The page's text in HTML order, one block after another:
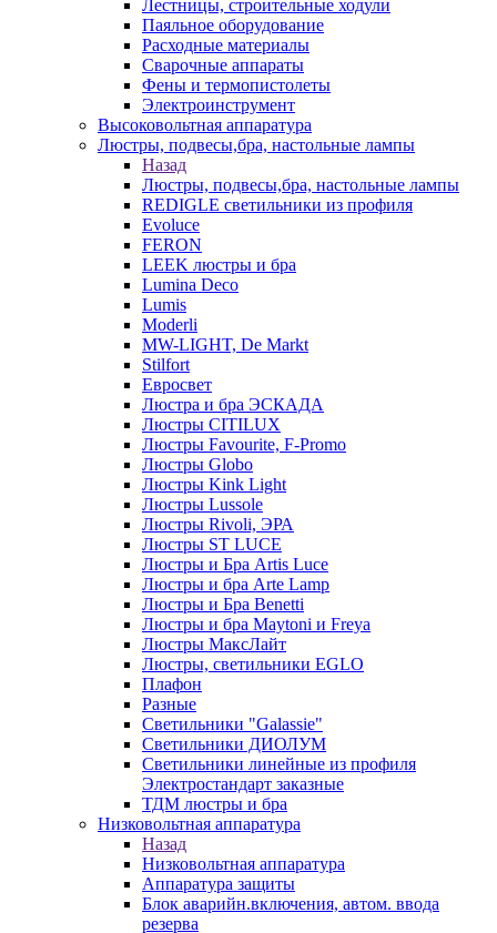
Лестницы, строительные ходули
Паяльное оборудование
Расходные материалы
Сварочные аппараты
Фены и термопистолеты
Электроинструмент
Высоковольтная аппаратура
Люстры, подвесы,бра, настольные лампы
Назад
Люстры, подвесы,бра, настольные лампы
REDIGLE светильники из профиля
Evoluce
FERON
LEEK люстры и бра
Lumina Deco
Lumis
Moderli
MW-LIGHT, De Markt
Stilfort
Евросвет
Люстра и бра ЭСКАДА
Люстры CITILUX
Люстры Favourite, F-Promo
Люстры Globo
Люстры Kink Light
Люстры Lussole
Люстры Rivoli, ЭРА
Люстры ST LUCE
Люстры и Бра Artis Luce
Люстры и бра Arte Lamp
Люстры и Бра Benetti
Люстры и бра Maytoni и Freya
Люстры МаксЛайт
Люстры, светильники EGLO
Плафон
Разные
Светильники "Galassie"
Светильники ДИОЛУМ
Светильники линейные из профиля
Электростандарт заказные
ТДМ люстры и бра
Низковольтная аппаратура
Назад
Низковольтная аппаратура
Аппаратура защиты
Блок аварийн.включения, автом. ввода
резерва